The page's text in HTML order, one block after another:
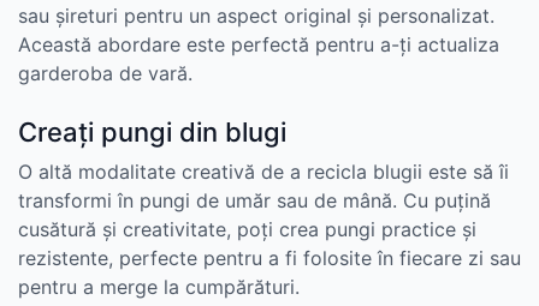
sau șireturi pentru un aspect original și personalizat.
Această abordare este perfectă pentru a-ți actualiza
garderoba de vară.
Creați pungi din blugi
O altă modalitate creativă de a recicla blugii este să îi
transformi în pungi de umăr sau de mână. Cu puțină
cusătură și creativitate, poți crea pungi practice și
rezistente, perfecte pentru a fi folosite în fiecare zi sau
pentru a merge la cumpărături.